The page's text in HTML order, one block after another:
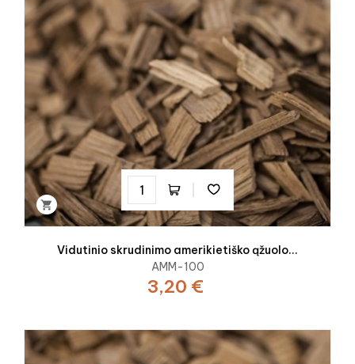

Vidutinio skrudinimo amerikietiško ąžuolo...
AMM-100
3,20 €